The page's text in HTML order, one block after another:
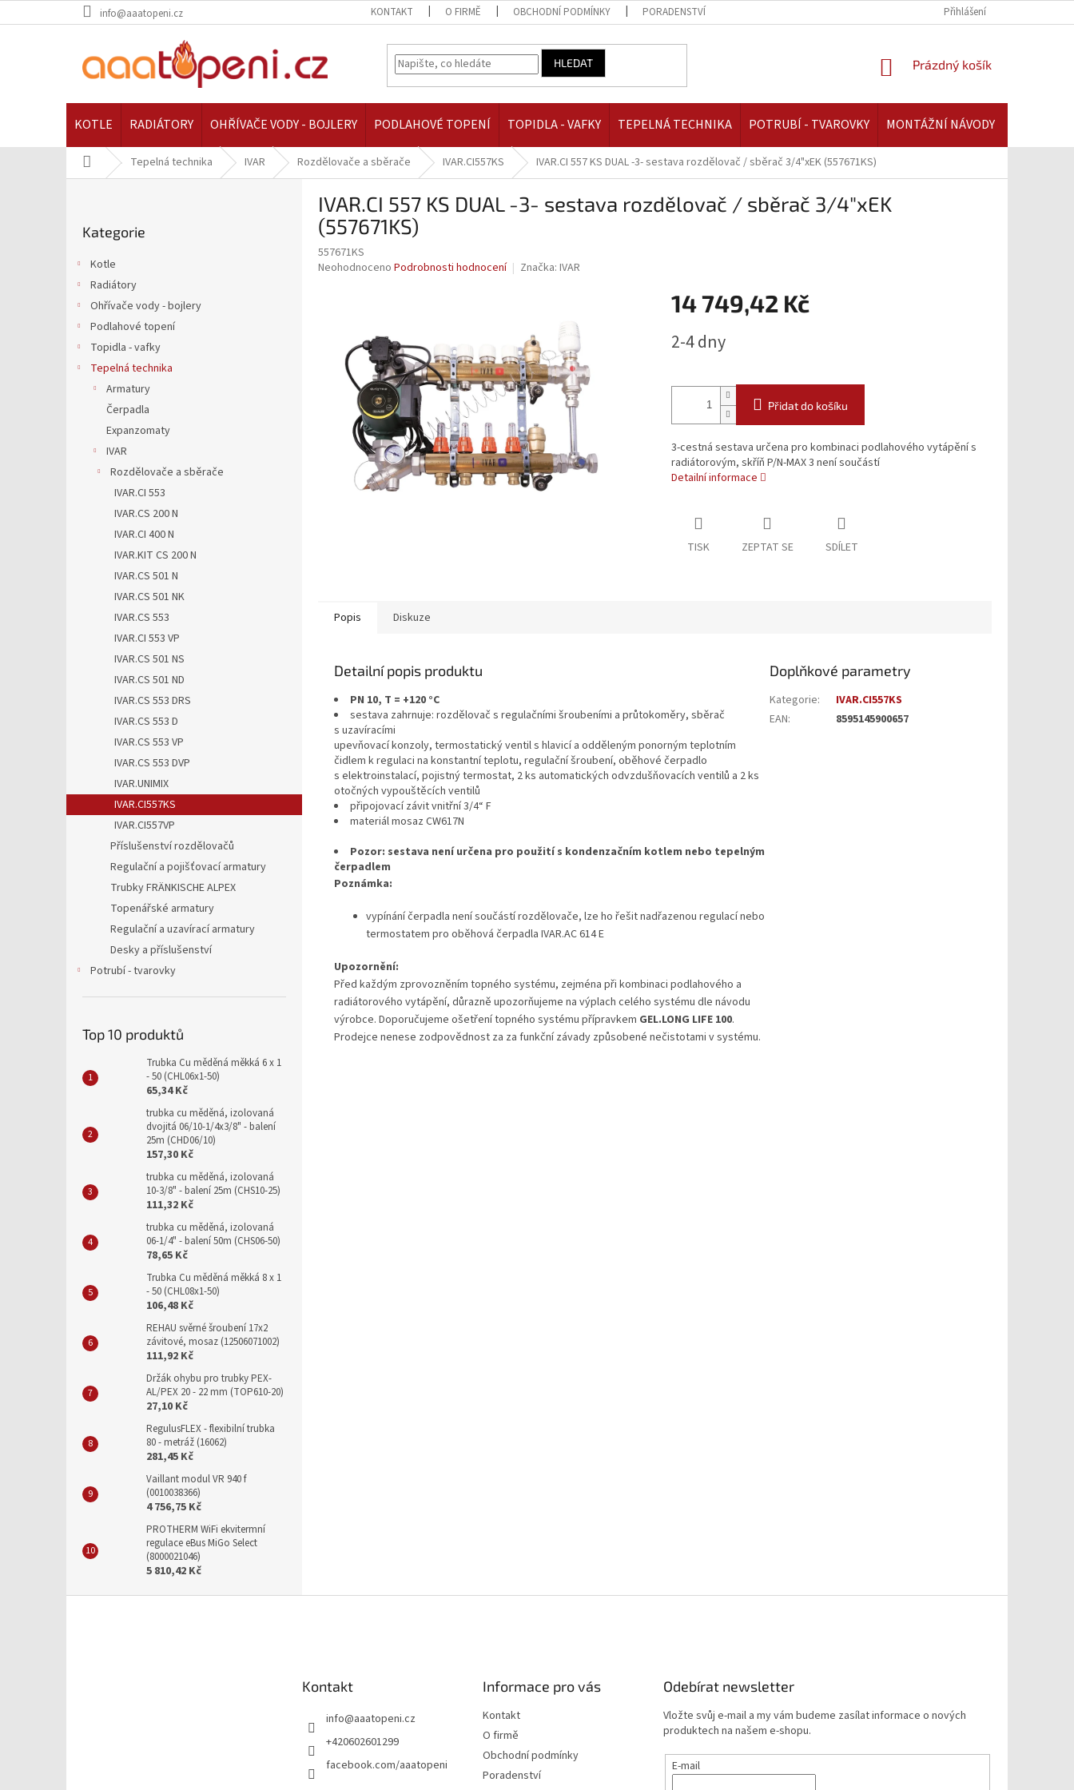
na
info@aaatopeni.cz KONTAKT O FIRMĚ OBCHODNÍ PODMÍNKY PORADENSTVÍ PLATBA A DOPRAVA |
Přihlášení
HLEDAT
NÁKUPNÍ
Prázdný košík
KOTLE RADIÁTORY OHŘÍVAČE VODY - BOJLERY PODLAHOVÉ TOPENÍ TOPIDLA - VAFKY TEPELNÁ TECHNIKA POTRUBÍ - TVAROVKY MONTÁŽNÍ NÁVODY
Domů Tepelná technika IVAR Rozdělovače a sběrače IVAR.CI557KS IVAR.CI 557 KS DUAL -3- sestava rozdělovač / sběrač 3/4"xEK (557671KS)
kategorie
Kategorie
Kotle
Radiátory
Ohřívače vody - bojlery
Podlahové topení
Topidla - vafky
Tepelná technika
Armatury
Čerpadla
Expanzomaty
IVAR
Rozdělovače a sběrače
IVAR.CI 553
IVAR.CS 200 N
IVAR.CI 400 N
IVAR.KIT CS 200 N
IVAR.CS 501 N
IVAR.CS 501 NK
IVAR.CS 553
IVAR.CI 553 VP
IVAR.CS 501 NS
IVAR.CS 501 ND
IVAR.CS 553 DRS
IVAR.CS 553 D
IVAR.CS 553 VP
IVAR.CS 553 DVP
IVAR.UNIMIX
IVAR.CI557KS
IVAR.CI557VP
Příslušenství rozdělovačů
Regulační a pojišťovací armatury
Trubky FRÄNKISCHE ALPEX
Topenářské armatury
Regulační a uzavírací armatury
Desky a příslušenství
Potrubí - tvarovky
Top 10 produktů
Trubka Cu měděná měkká 6 x 1
- 50 (CHL06x1-50)
65,34 Kč
trubka cu měděná, izolovaná
dvojitá 06/10-1/4x3/8" - balení
25m (CHD06/10)
157,30 Kč
trubka cu měděná, izolovaná
10-3/8" - balení 25m (CHS10-25)
111,32 Kč
trubka cu měděná, izolovaná
06-1/4" - balení 50m (CHS06-50)
78,65 Kč
Trubka Cu měděná měkká 8 x 1
- 50 (CHL08x1-50)
106,48 Kč
REHAU svěrné šroubení 17x2
závitové, mosaz (12506071002)
111,92 Kč
Držák ohybu pro trubky PEX-
AL/PEX 20 - 22 mm (TOP610-20)
27,10 Kč
RegulusFLEX - flexibilní trubka
80 - metráž (16062)
281,45 Kč
Vaillant modul VR 940 f
(0010038366)
4 756,75 Kč
PROTHERM WiFi ekvitermní
regulace eBus MiGo Select
(8000021046)
5 810,42 Kč
IVAR.CI 557 KS DUAL -3- sestava rozdělovač / sběrač 3/4"xEK
(557671KS)
557671KS
Průměrné
hvězdiček.
Neohodnoceno Podrobnosti hodnocení Značka: IVAR
14 749,42 Kč
cena:
2-4 dny
Přidat do košíku
3-cestná sestava určena pro kombinaci podlahového vytápění s
radiátorovým, skříň P/N-MAX 3 není součástí
Detailní informace
TISK ZEPTAT SE SDÍLET
Popis Diskuze
Detailní popis produktu
PN 10, T = +120 °C
sestava zahrnuje: rozdělovač s regulačními šroubeními a průtokoměry, sběrač
s uzavíracími
upevňovací konzoly, termostatický ventil s hlavicí a odděleným ponorným teplotním
čidlem k regulaci na konstantní teplotu, regulační šroubení, oběhové čerpadlo
s elektroinstalací, pojistný termostat, 2 ks automatických odvzdušňovacích ventilů a 2 ks
otočných vypouštěcích ventilů
připojovací závit vnitřní 3/4“ F
materiál mosaz CW617N
Pozor: sestava není určena pro použití s kondenzačním kotlem nebo tepelným
čerpadlem
Poznámka:
vypínání čerpadla není součástí rozdělovače, lze ho řešit nadřazenou regulací nebo
termostatem pro oběhová čerpadla IVAR.AC 614 E
Upozornění:
Před každým zprovozněním topného systému, zejména při kombinaci podlahového a
radiátorového vytápění, důrazně upozorňujeme na výplach celého systému dle návodu
výrobce. Doporučujeme ošetřenítopného systému přípravkem GEL.LONG LIFE 100.
Prodejce nenese zodpovědnost za za funkční závady způsobené nečistotami v systému.
Doplňkové parametry
Kategorie:
IVAR.CI557KS
EAN: 8595145900657
Kontakt
info@aaatopeni.cz
+420602601299
facebook.com/aaatopeni
Informace pro vás
Kontakt
O firmě
Obchodní podmínky
Poradenství
Odebírat newsletter
Vložte svůj e-mail a my vám budeme zasílat informace o nových
produktech na našem e-shopu.
E-mail